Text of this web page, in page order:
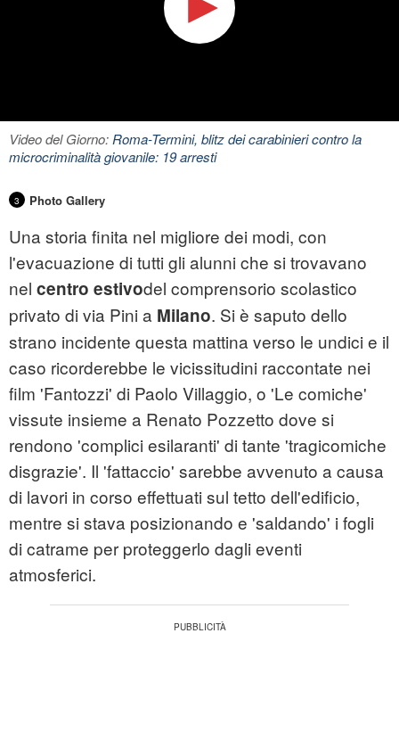
Video del Giorno:Roma-Termini, blitz dei carabinieri contro la
microcriminalità giovanile: 19 arresti
3 Photo Gallery
Una storia finita nel migliore dei modi, con
l'evacuazione di tutti gli alunni che si trovavano
nel centro estivodel comprensorio scolastico
privato di via Pini a Milano. Si è saputo dello
strano incidente questa mattina verso le undici e il
caso ricorderebbe le vicissitudini raccontate nei
film 'Fantozzi' di Paolo Villaggio, o 'Le comiche'
vissute insieme a Renato Pozzetto dove si
rendono 'complici esilaranti' di tante 'tragicomiche
disgrazie'. Il 'fattaccio' sarebbe avvenuto a causa
di lavori in corso effettuati sul tetto dell'edificio,
mentre si stava posizionando e 'saldando' i fogli
di catrame per proteggerlo dagli eventi
atmosferici.